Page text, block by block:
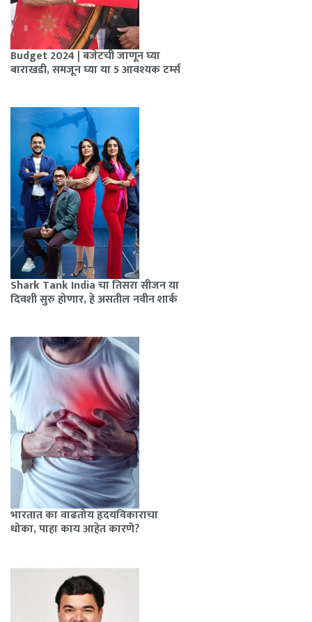
Budget 2024 | बजेटची जाणून घ्या
बाराखडी, समजून घ्या या 5 आवश्यक टर्म्स
Shark Tank India चा तिसरा सीजन या
दिवशी सुरु होणार, हे असतील नवीन शार्क
भारतात का वाढतोय हृदयविकाराचा
धोका, पाहा काय आहेत कारणे?